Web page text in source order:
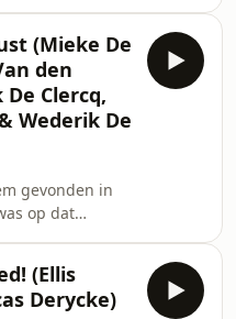
van, dus ga kij
and starts to
a political
Ten years after
an official
her on her
election day.
to undergo
(Mieke De
den
Clercq,
Wederik De
gevonden in
op dat
van
(Ellis
Derycke)